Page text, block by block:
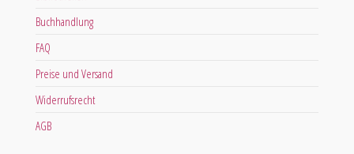
Buchhandlung
FAQ
Preise und Versand
Widerrufsrecht
AGB